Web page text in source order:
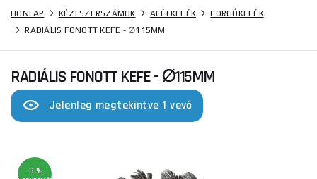
HONLAP KÉZI SZERSZÁMOK ACÉLKEFÉK
FORGÓKEFÉK
RADIÁLIS FONOTT KEFE - ∅115MM
RADIÁLIS FONOTT KEFE - ∅115MM
Jelenleg megtekintve 1 vevő
-3 %